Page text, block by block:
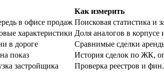
Как измерить
в офисе продаж Поисковая статистика и
характеристики Доля аналогов в корпусе
в дороге
Сравнимые сделки
показ
История сделок по ЖК,
застройщика Проверка реестров и